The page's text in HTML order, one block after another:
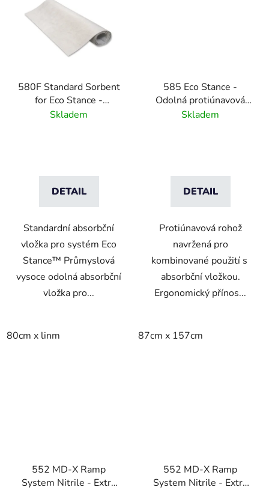
580F Standard Sorbent
for Eco Stance -
Průmyslová vysoce
Skladem
DETAIL
Standardní absorbční
vložka pro systém Eco
Stance™ Průmyslová
vysoce odolná absorbční
vložka pro...
80cm x linm
585 Eco Stance -
Odolná protiúnavová
rohož s absorbční
Skladem
DETAIL
Protiúnavová rohož
navržená pro
kombinované použití s ​​
absorbční vložkou.
Ergonomický přínos...
87cm x 157cm
552 MD-X Ramp
System Nitrile - Extra
552 MD-X Ramp
System Nitrile - Extra